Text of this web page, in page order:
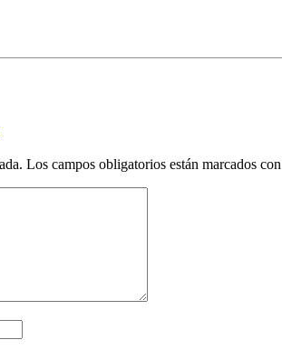
Los campos obligatorios están marcados con